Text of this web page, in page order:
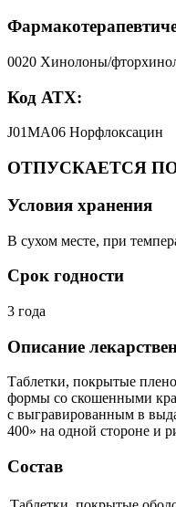
0020 Хинолоны/
Код АТХ:
J01MA06 Норфлоксацин
ОТПУСКАЕТСЯ
Условия хранения
В сухом месте, при
Срок годности
3 года
Описание
Таблетки, покрытые
формы со скошенными
с выгравированным в
400» на одной стороне и
Состав